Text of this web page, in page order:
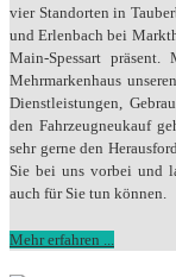
vier Standorten in
und Erlenbach bei
Main-Spessart
Mehrmarkenhaus
Dienstleistungen,
den Fahrzeugneukauf
sehr gerne den
Sie bei uns vorbei und
auch für Sie tun können.
Mehr erfahren ...